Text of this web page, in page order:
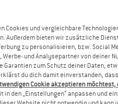
zu lesen - teile es mit
ANDERE
Cookies und vergleichbare
Außerdem bieten wir zusätzliche
zu personalisieren, bzw. Social
Werbe- und Analysepartner von deiner
Garantien zum Schutz deiner Daten,
du dich damit einverstanden,
Cookie akzeptieren
in den „Einstellungen“ anpassen und